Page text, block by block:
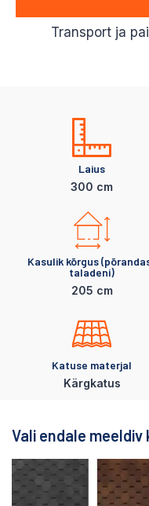
Transport ja
Laius
300 cm
Kasulik kõrgus
taladeni)
205 cm
Katuse materjal
Kärgkatus
Vali endale